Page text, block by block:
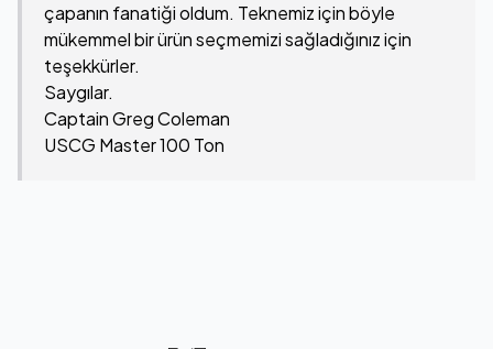
çapanın fanatiği oldum. Teknemiz için böyle
mükemmel bir ürün seçmemizi sağladığınız için
teşekkürler.
Saygılar.
Captain Greg Coleman
USCG Master 100 Ton